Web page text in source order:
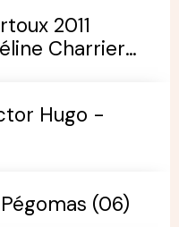
2011
Charrier
Hugo -
(06)